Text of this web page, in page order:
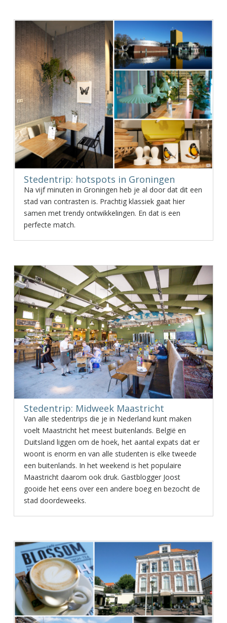
Stedentrip: hotspots in Groningen
Na vijf minuten in Groningen heb je al door dat dit een
stad van contrasten is. Prachtig klassiek gaat hier
samen met trendy ontwikkelingen. En dat is een
perfecte match.
Stedentrip: Midweek Maastricht
Van alle stedentrips die je in Nederland kunt maken
voelt Maastricht het meest buitenlands. België en
Duitsland liggen om de hoek, het aantal expats dat er
woont is enorm en van alle studenten is elke tweede
een buitenlands. In het weekend is het populaire
Maastricht daarom ook druk. Gastblogger Joost
gooide het eens over een andere boeg en bezocht de
stad doordeweeks.